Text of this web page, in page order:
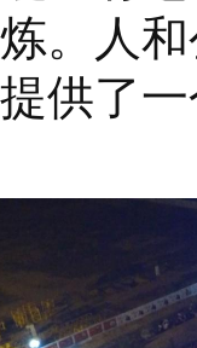
。人
供了